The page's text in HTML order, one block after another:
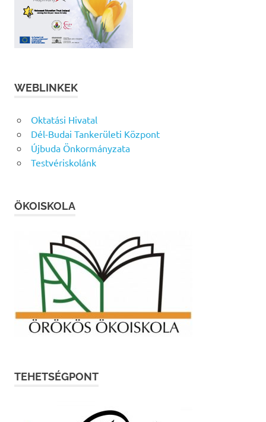
WEBLINKEK
Oktatási Hivatal
Dél-Budai Tankerületi Központ
Újbuda Önkormányzata
Testvériskolánk
ÖKOISKOLA
TEHETSÉGPONT